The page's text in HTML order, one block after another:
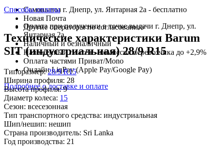
Самовывоз г. Днепр, ул. Янтарная 2а - бесплатно
Новая Почта
Другие операторы по согласованию
Способы оплаты
Оплата при получении в точке выдачи г. Днепр, ул.
Янтарная 2а
Наличный и безналичный
Наложенный платеж - комиссия перевозчика до +2,9%
Оплата частями Приват/Mono
Онлайн LiqPay (Apple Pay/Google Pay)
Подробнее о доставке и оплате
Технические характеристики Barum
SIT (индустриальная) 28/9 R15
Типоразмер:28/9 R15
Ширина профиля: 28
Высота профиля:9
Диаметр колеса: 15
Сезон: всесезонная
Тип транспортного средства: индустриальная
Шип/нешип: нешип
Страна производитель: Sri Lanka
Год производства: 21